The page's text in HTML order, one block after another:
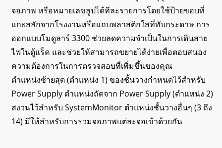
จอภาพ หรือหมายเลขลูปได้ทีละรายการโดยใช้ป้ายขอบที่
แกะสลักจากโรงงานหรือแถบพลาสติกใสที่ทับกระดาษ การ
ออกแบบโมดูลาร์ 3300 ช่วยลดความจำเป็นในการเดินสาย
ไฟในตู้แร็ค และช่วยให้สามารถขยายได้ง่ายเพื่อตอบสนอง
ความต้องการในการตรวจสอบที่เพิ่มขึ้นของคุณ
ตำแหน่งซ้ายสุด (ตำแหน่ง 1) ของชั้นวางกำหนดไว้สำหรับ
Power Supply ตำแหน่งถัดจาก Power Supply (ตำแหน่ง 2)
สงวนไว้สำหรับ SystemMonitor ตำแหน่งชั้นวางอื่นๆ (3 ถึง
14) มีให้สำหรับการรวมจอภาพแต่ละจอเข้าด้วยกัน